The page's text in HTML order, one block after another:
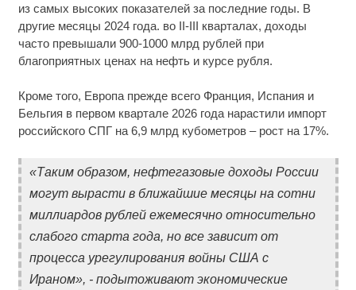
из самых высоких показателей за последние годы. В
другие месяцы 2024 года. во II-III кварталах, доходы
часто превышали 900-1000 млрд рублей при
благоприятных ценах на нефть и курсе рубля.
Кроме того, Европа прежде всего Франция, Испания и
Бельгия в первом квартале 2026 года нарастили импорт
российского СПГ на 6,9 млрд кубометров – рост на 17%.
«Таким образом, нефтегазовые доходы России
могут вырасти в ближайшие месяцы на сотни
миллиардов рублей ежемесячно относительно
слабого старта года, но все зависит от
процесса урегулирования войны США с
Ираном», - подытоживают экономические